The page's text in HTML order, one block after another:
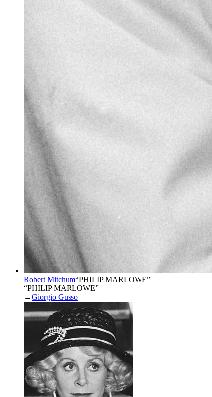
Robert Mitchum“PHILIP MARLOWE”
“PHILIP MARLOWE”
→Giorgio Gusso